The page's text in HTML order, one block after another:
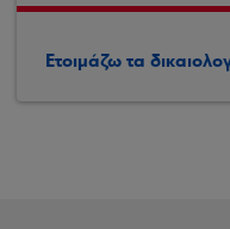
Ετοιμάζω τα